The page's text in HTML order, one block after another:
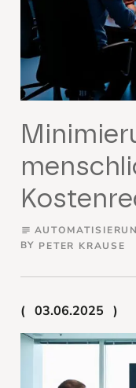
subject
BY PETER KRAUSE
03.06.2025